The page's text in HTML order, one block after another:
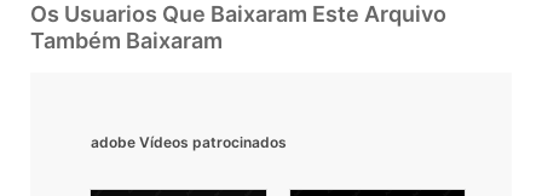
Os Usuarios Que Baixaram Este Arquivo
Também Baixaram
adobe Vídeos patrocinados